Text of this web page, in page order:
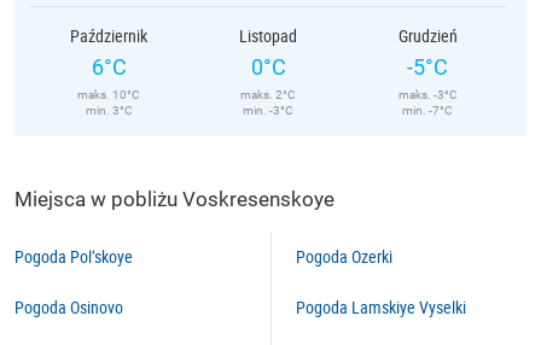
Październik
6°C
maks. 10°C
min. 3°C
Listopad
0°C
maks. 2°C
min. -3°C
Grudzień
-5°C
maks. -3°C
min. -7°C
Miejsca w pobliżu Voskresenskoye
Pogoda Pol’skoye
Pogoda Osinovo
Pogoda Ozerki
Pogoda Lamskiye Vyselki